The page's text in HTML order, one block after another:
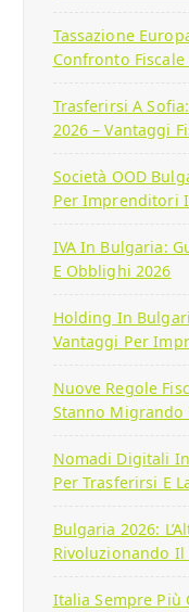
Tassazione
Confronto
Trasferirsi A
2026 – Vantaggi
Società OOD
Per Imprenditori
IVA In Bulgaria:
E Obblighi 2026
Holding In
Vantaggi Per
Nuove Regole
Stanno Migrando
Nomadi Digitali
Per Trasferirsi E
Bulgaria 2026:
Rivoluzionando Il
Italia Sempre Più